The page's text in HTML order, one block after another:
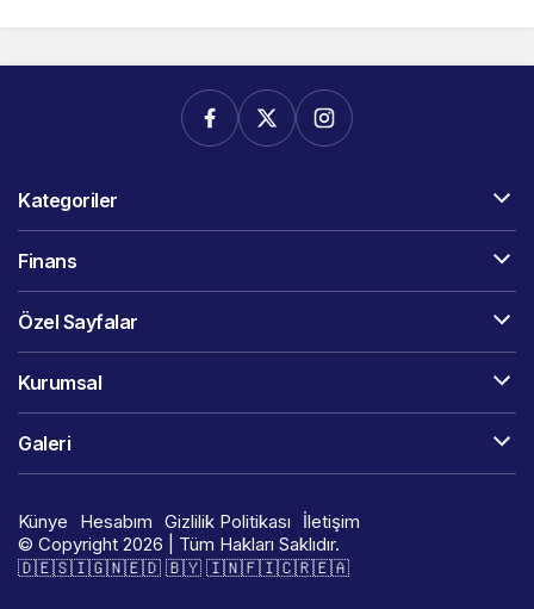
Kategoriler
Finans
Özel Sayfalar
Kurumsal
Galeri
Künye Hesabım Gizlilik Politikası
İletişim
© Copyright 2026 | Tüm Hakları Saklıdır.
🇩​​​​​🇪​​​​​🇸​​​​​🇮​​​​​🇬​​​​​🇳​​​​​🇪​​​​​🇩​​​​​ 🇧​​​​​🇾​​​​​ 🇮​​​​​🇳​​​​​🇫​​​​​🇮​​​​​🇨​​​​​🇷​​​​​🇪​​​​​🇦​​​​​​​​​​